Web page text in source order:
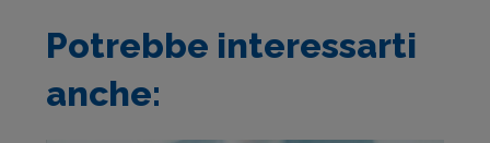
Potrebbe interessarti
anche: